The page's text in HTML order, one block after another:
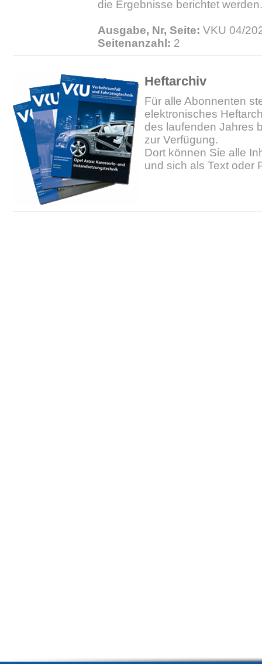
die Ergebnisse berichtet werden.
Ausgabe, Nr, Seite: VKU 04/
Seitenanzahl: 2
Heftarchiv
Für alle Abonnenten
elektronisches
des laufenden Jahres
zur Verfügung.
Dort können Sie alle
und sich als Text oder